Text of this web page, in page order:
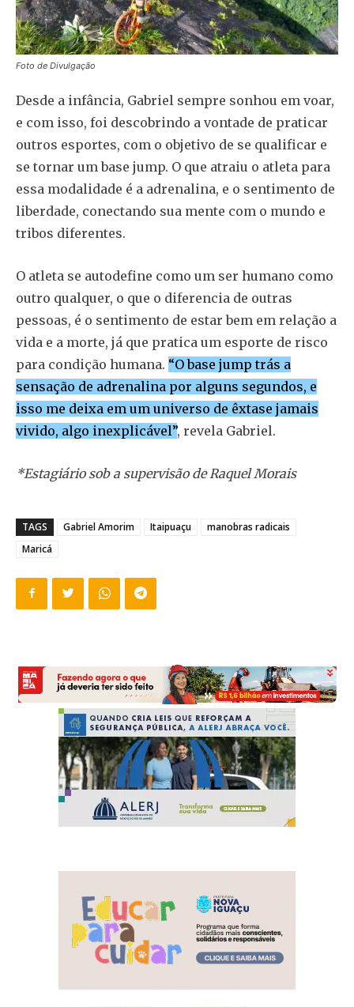
Foto de Divulgação
Desde a infância, Gabriel sempre sonhou em voar,
e com isso, foi descobrindo a vontade de praticar
outros esportes, com o objetivo de se qualificar e
se tornar um base jump. O que atraiu o atleta para
essa modalidade é a adrenalina, e o sentimento de
liberdade, conectando sua mente com o mundo e
tribos diferentes.
O atleta se autodefine como um ser humano como
outro qualquer, o que o diferencia de outras
pessoas, é o sentimento de estar bem em relação a
vida e a morte, já que pratica um esporte de risco
para condição humana. “O base jump trás a
sensação de adrenalina por alguns segundos, e
isso me deixa em um universo de êxtase jamais
vivido, algo inexplicável”, revela Gabriel.
*Estagiário sob a supervisão de Raquel Morais
TAGS Gabriel Amorim Itaipuaçu
manobras radicais
Maricá